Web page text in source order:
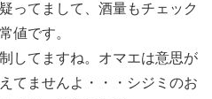
ってまして、酒量もチェック
値です。
してますね。オマエは意思が
てませんよ・・・シジミのお